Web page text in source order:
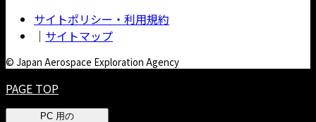
サイトポリシー・利用規約
｜ サイトマップ
© Japan Aerospace Exploration Agency
PAGE TOP
PC 用の